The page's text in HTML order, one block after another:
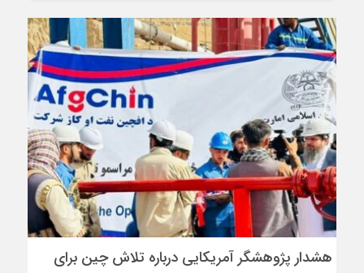
هشدار پژوهشگر آمریکایی درباره تلاش چین برای